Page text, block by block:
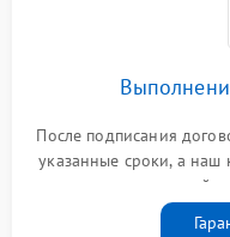
После подписания
указанные сроки, а наш